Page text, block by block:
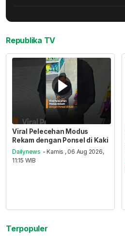
Republika TV
Viral Pelecehan Modus
Rekam dengan Ponsel di Kaki
Dailynews - Kamis , 06 Aug 2026,
11:15 WIB
Terpopuler